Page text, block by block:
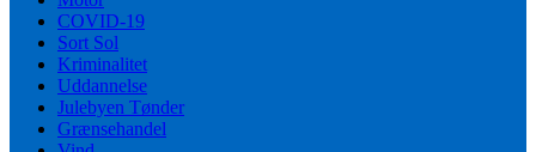
COVID-19
Sort Sol
Kriminalitet
Uddannelse
Julebyen Tønder
Grænsehandel